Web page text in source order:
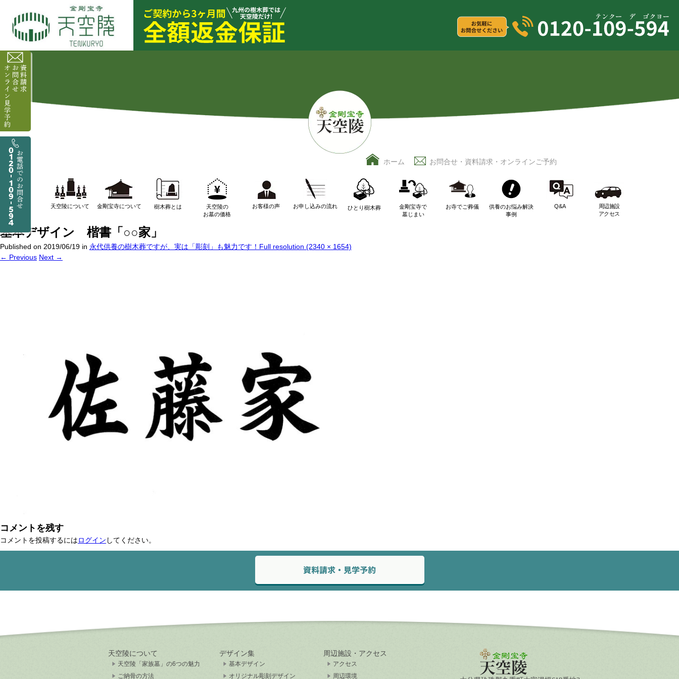
ホーム お問合せ・資料請求・オンラインご予約
天空陵について 金剛宝寺について 樹木葬とは
天空陵の
お墓の価格
お客様の声 お申し込みの流れ ひとり樹木葬
金剛宝寺で
墓じまい
お寺でご葬儀
供養のお悩み解決
事例
Q&A
周辺施設
アクセス
基本デザイン 楷書「○○家」
Published on 2019/06/19 in 永代供養の樹木葬ですが、実は「彫刻」も魅力です！ Full resolution (2340 × 1654)
← Previous Next →
コメントを残す
コメントを投稿するにはログイン してください。
天空陵について
天空陵「家族墓」の6つの魅力
ご納骨の方法
デザイン集
基本デザイン
オリジナル彫刻デザイン
周辺施設・アクセス
アクセス
周辺環境